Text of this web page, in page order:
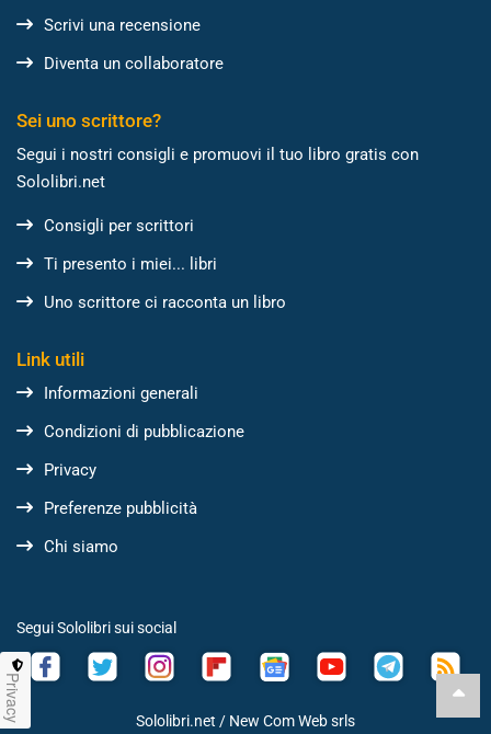
Scrivi una recensione
Diventa un collaboratore
Sei uno scrittore?
Segui i nostri consigli e promuovi il tuo libro gratis con
Sololibri.net
Consigli per scrittori
Ti presento i miei... libri
Uno scrittore ci racconta un libro
Link utili
Informazioni generali
Condizioni di pubblicazione
Privacy
Preferenze pubblicità
Chi siamo
Segui Sololibri sui social
Sololibri.net / New Com Web srls
Privacy